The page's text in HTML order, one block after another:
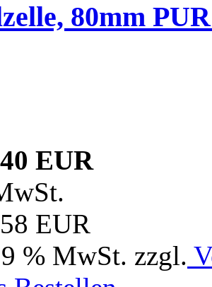
80mm
EUR
EUR
% MwSt. zzgl.